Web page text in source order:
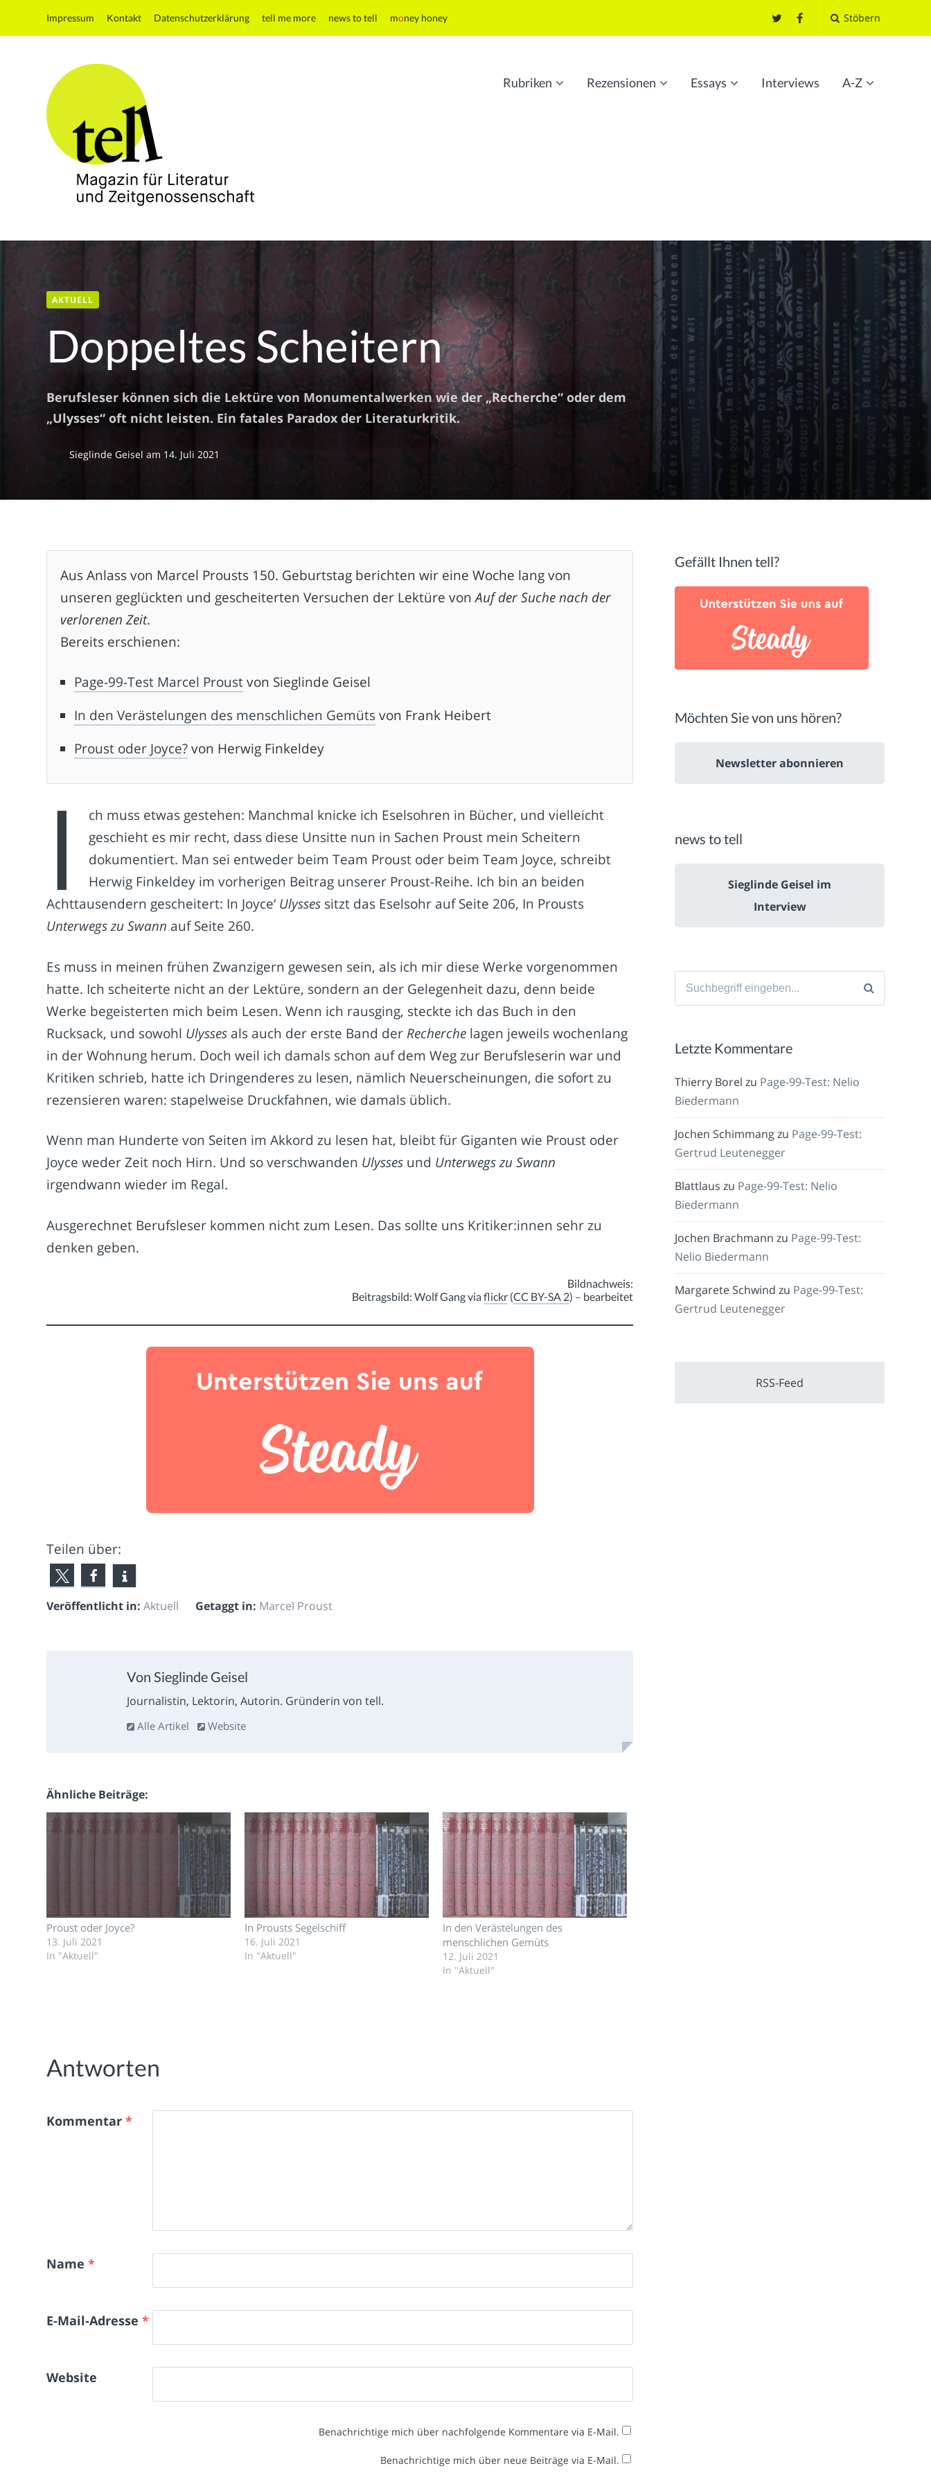
Impressum Kontakt Datenschutzerklärung tell me more news to tell money honey Stöbern
und
Zeitgenossenschaft
Rubriken Rezensionen Essays Interviews A-Z
AKTUELL
Doppeltes Scheitern
Berufsleser können sich die Lektüre von Monumentalwerken wie der „Recherche“ oder dem
„Ulysses“ oft nicht leisten. Ein fatales Paradox der Literaturkritik.
Sieglinde Geiselam 14. Juli 2021
Aus Anlass von Marcel Prousts 150. Geburtstag berichten wir eine Woche lang von
unseren geglückten und gescheiterten Versuchen der Lektüre vonAuf der Suche nach der
verlorenen Zeit.
Bereits erschienen:
Page-99-Test Marcel Proustvon Sieglinde Geisel
In den Verästelungen des menschlichen Gemütsvon Frank Heibert
Proust oder Joyce?von Herwig Finkeldey
I
ch muss etwas gestehen: Manchmal knicke ich Eselsohren in Bücher, und vielleicht
geschieht es mir recht, dass diese Unsitte nun in Sachen Proust mein Scheitern
dokumentiert. Man sei entweder beim Team Proust oder beim Team Joyce, schreibt
Herwig Finkeldey im vorherigen Beitrag unserer Proust-Reihe. Ich bin an beiden
Achttausendern gescheitert: In Joyce‘ Ulysses sitzt das Eselsohr auf Seite 206, In Prousts
Unterwegs zu Swann auf Seite 260.
Es muss in meinen frühen Zwanzigern gewesen sein, als ich mir diese Werke vorgenommen
hatte. Ich scheiterte nicht an der Lektüre, sondern an der Gelegenheit dazu, denn beide
Werke begeisterten mich beim Lesen. Wenn ich rausging, steckte ich das Buch in den
Rucksack, und sowohl Ulysses als auch der erste Band der Recherche lagen jeweils wochenlang
in der Wohnung herum. Doch weil ich damals schon auf dem Weg zur Berufsleserin war und
Kritiken schrieb, hatte ich Dringenderes zu lesen, nämlich Neuerscheinungen, die sofort zu
rezensieren waren: stapelweise Druckfahnen, wie damals üblich.
Wenn man Hunderte von Seiten im Akkord zu lesen hat, bleibt für Giganten wie Proust oder
Joyce weder Zeit noch Hirn. Und so verschwanden Ulysses und Unterwegs zu Swann
irgendwann wieder im Regal.
Ausgerechnet Berufsleser kommen nicht zum Lesen. Das sollte uns Kritiker:innen sehr zu
denken geben.
Bildnachweis:
Beitragsbild: Wolf Gang viaflickr(CC BY-SA 2) – bearbeitet
Teilen über:
Veröffentlicht in: Aktuell Getaggt in: Marcel Proust
Von Sieglinde Geisel
Journalistin, Lektorin, Autorin. Gründerin von tell.
Alle Artikel Website
Ähnliche Beiträge
Proust oder Joyce?
13. Juli 2021
In "Aktuell"
In Prousts Segelschiff
16. Juli 2021
In "Aktuell"
In den Verästelungen des
menschlichen Gemüts
12. Juli 2021
In "Aktuell"
Antworten
Kommentar*
Name*
E-Mail-Adresse*
Website
Benachrichtige mich über nachfolgende Kommentare via E-Mail.
Benachrichtige mich über neue Beiträge via E-Mail.
Gefällt Ihnen tell?
Möchten Sie von uns hören?
Newsletter abonnieren
news to tell
Sieglinde Geisel im
Interview
Suche
Letzte Kommentare
Thierry Borel zu Page-99-Test: Nelio
Biedermann
Jochen Schimmangzu Page-99-Test:
Gertrud Leutenegger
Blattlaus zu Page-99-Test: Nelio
Biedermann
Jochen Brachmann zu Page-99-Test:
Nelio Biedermann
Margarete Schwind zu Page-99-Test:
Gertrud Leutenegger
RSS-Feed